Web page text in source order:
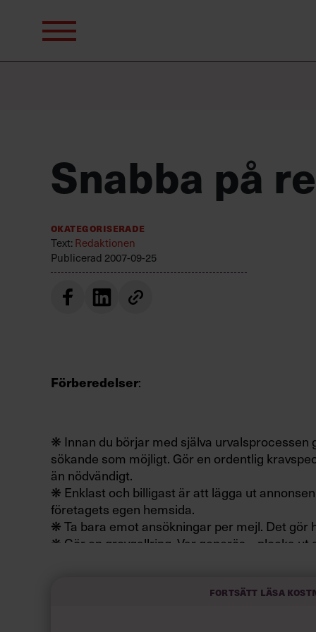
efter:
Snabba på
Okategoriserade
Text: Redaktionen
Publicerad 2007-09-25
Förberedelser:
❋ Innan du börjar med själva
sökande som möjligt. Gör en ordentlig
än nödvändigt.
❋ Enklast och billigast är att lägga ut
företagets egen hemsida.
❋ Ta bara emot ansökningar per mejl. Det gör
❋ Gör en grovgallring. Var generös – plocka
Fortsätt läsa